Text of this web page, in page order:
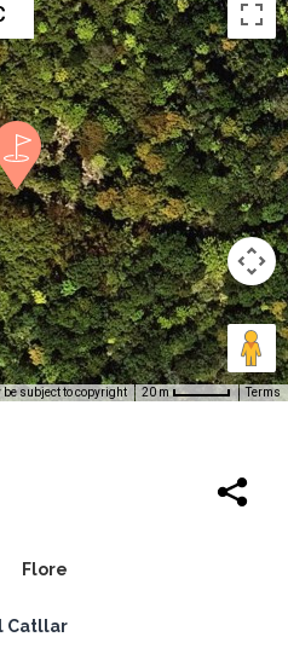
be subject to copyright 20 m Terms
Flore
Catllar